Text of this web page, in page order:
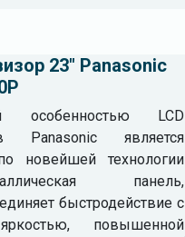
23" Panasonic
особенностью LCD
Panasonic является
новейшей технологии
панель,
быстродействие с
повышенной